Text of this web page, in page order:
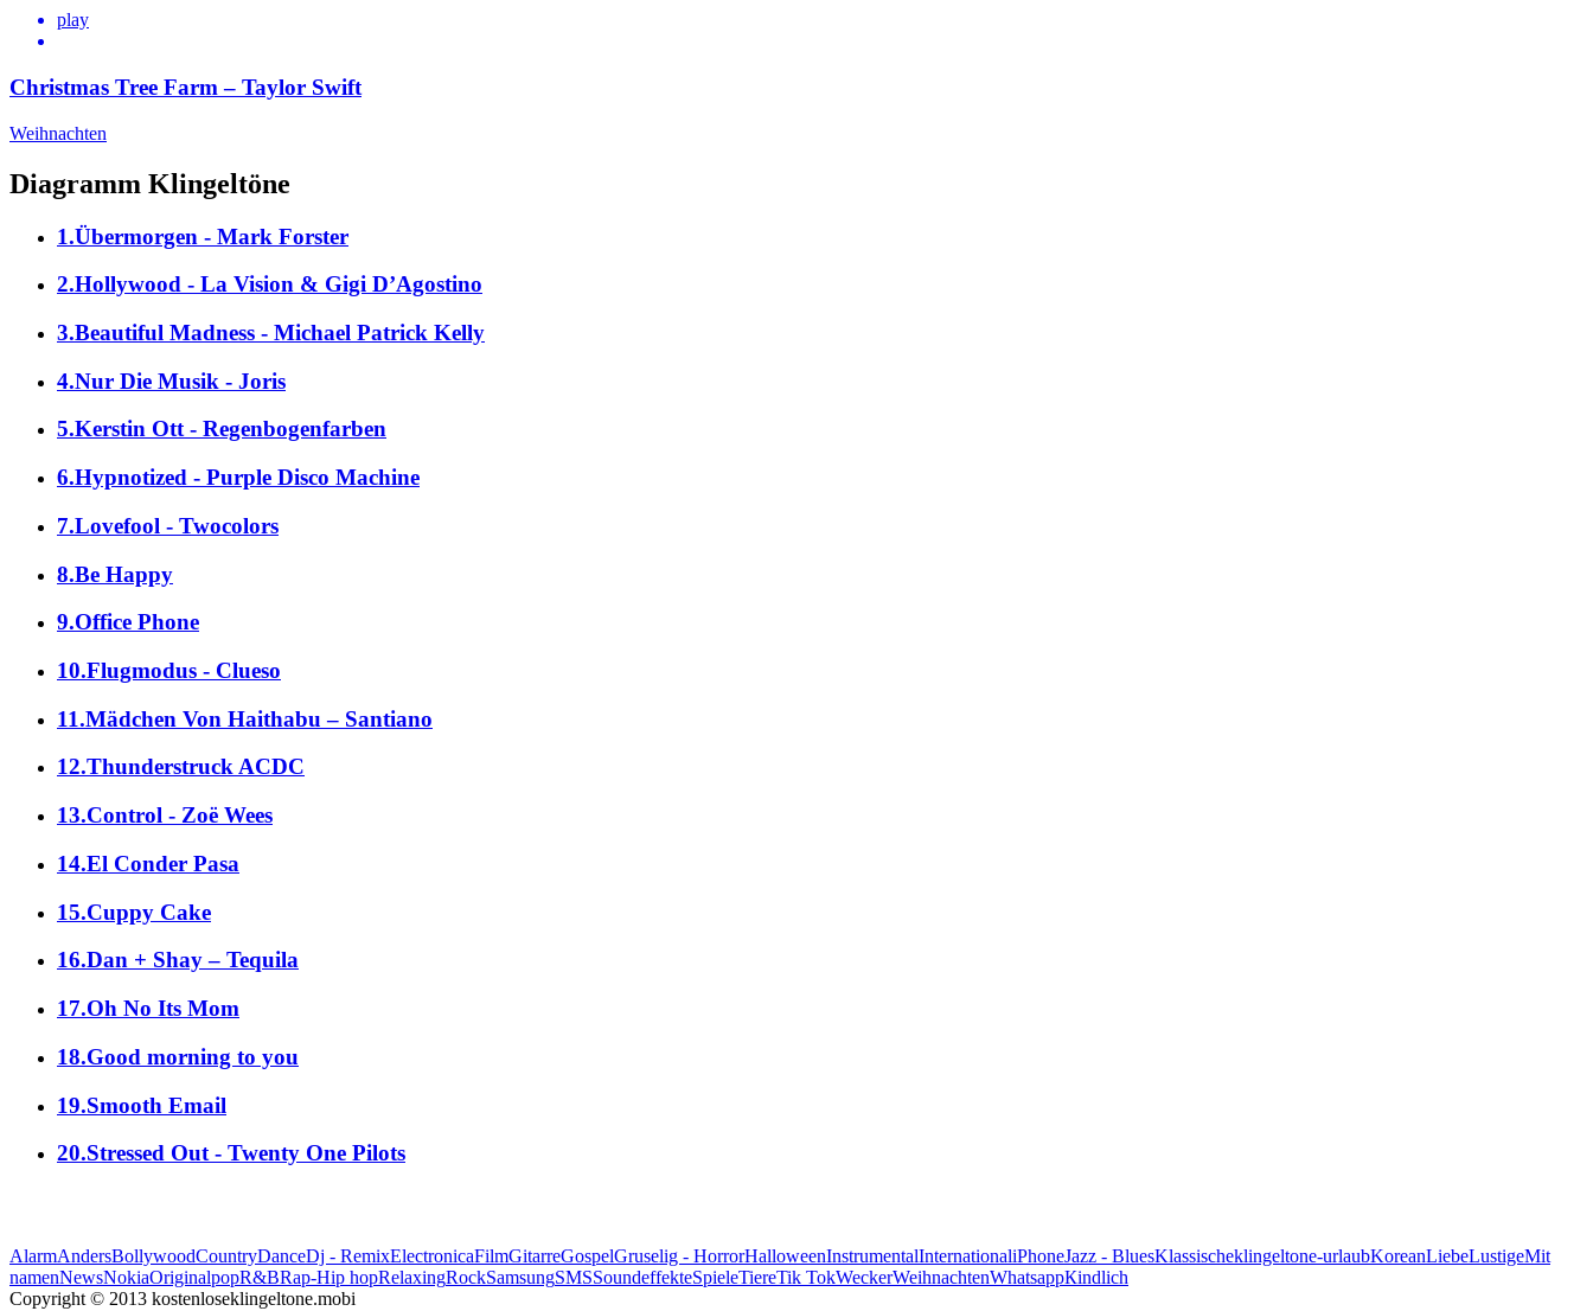
play
Christmas Tree Farm – Taylor Swift
Weihnachten
Diagramm Klingeltöne
1.Übermorgen - Mark Forster
2.Hollywood - La Vision & Gigi D’Agostino
3.Beautiful Madness - Michael Patrick Kelly
4.Nur Die Musik - Joris
5.Kerstin Ott - Regenbogenfarben
6.Hypnotized - Purple Disco Machine
7.Lovefool - Twocolors
8.Be Happy
9.Office Phone
10.Flugmodus - Clueso
11.Mädchen Von Haithabu – Santiano
12.Thunderstruck ACDC
13.Control - Zoë Wees
14.El Conder Pasa
15.Cuppy Cake
16.Dan + Shay – Tequila
17.Oh No Its Mom
18.Good morning to you
19.Smooth Email
20.Stressed Out - Twenty One Pilots
AlarmAndersBollywoodCountryDanceDj - RemixElectronicaFilmGitarreGospelGruselig - HorrorHalloweenInstrumentalInternationaliPhoneJazz - BluesKlassischeklingeltone-urlaubKoreanLiebeLustigeMit
namenNewsNokiaOriginalpopR&BRap-Hip hopRelaxingRockSamsungSMSSoundeffekteSpieleTiereTik TokWeckerWeihnachtenWhatsappКindlich
Copyright © 2013 kostenloseklingeltone.mobi